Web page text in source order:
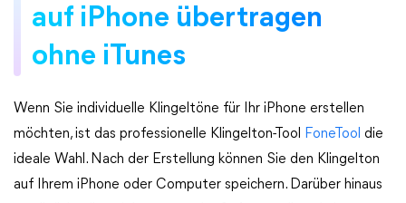
auf iPhone übertragen
ohne iTunes
Wenn Sie individuelle Klingeltöne für Ihr iPhone erstellen
möchten, ist das professionelle Klingelton-Tool
FoneTool die
ideale Wahl. Nach der Erstellung können Sie den Klingelton
auf Ihrem iPhone oder Computer speichern. Darüber hinaus